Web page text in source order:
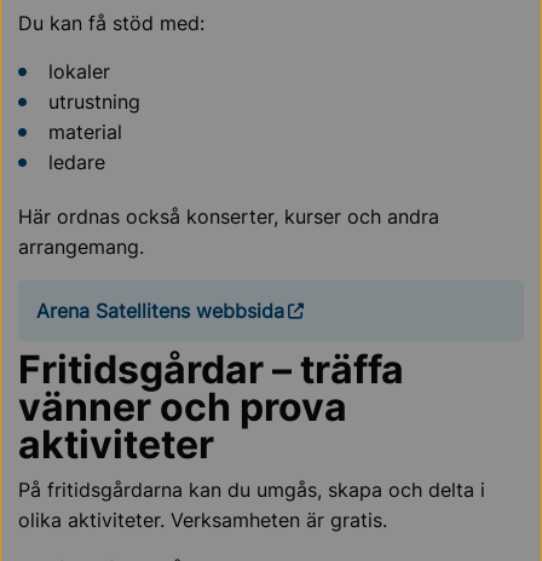
Du kan få stöd med:
lokaler
utrustning
material
ledare
Här ordnas också konserter, kurser och andra
arrangemang.
Arena Satellitens webbsida
Fritidsgårdar – träffa
vänner och prova
aktiviteter
På fritidsgårdarna kan du umgås, skapa och delta i
olika aktiviteter. Verksamheten är gratis.